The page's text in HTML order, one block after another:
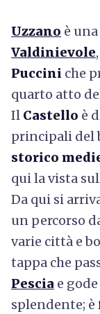
Uzzano è
Valdinievole
Puccini che
quarto atto
Il Castello è
principali del
storico
qui la vista
Da qui si
un percorso
varie città e
tappa che
Pescia e
splendente; è